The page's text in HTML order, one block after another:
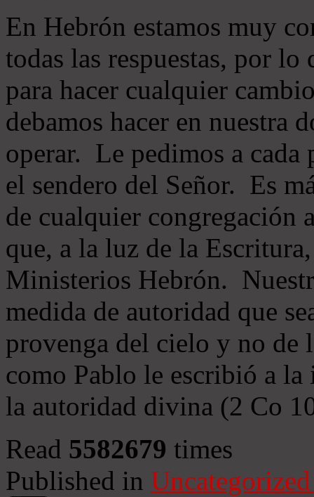
En Hebrón estamos muy
todas las respuestas, por
para hacer cualquier
debamos hacer en nuestra
operar. Le pedimos a cada
el sendero del Señor. Es
de cualquier congregación
que, a la luz de la
Ministerios Hebrón.
medida de autoridad que
provenga del cielo y no de
como Pablo le escribió a
la autoridad divina (2 Co
Read 5582679 times
Published in